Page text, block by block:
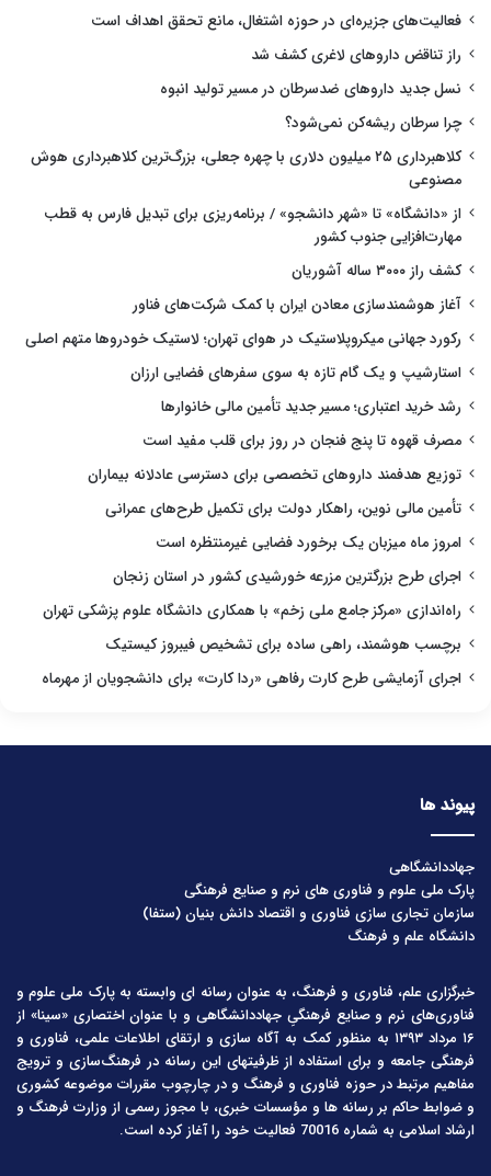
فعالیت‌های جزیره‌ای در حوزه اشتغال، مانع تحقق اهداف است
راز تناقض داروهای لاغری کشف شد
نسل جدید داروهای ضدسرطان در مسیر تولید انبوه
چرا سرطان ریشه‌کن نمی‌شود؟
کلاهبرداری ۲۵ میلیون دلاری با چهره جعلی، بزرگ‌ترین کلاهبرداری هوش
مصنوعی
از «دانشگاه» تا «شهر دانشجو» / برنامه‌ریزی برای تبدیل فارس به قطب
مهارت‌افزایی جنوب کشور
کشف راز ۳۰۰۰ ساله آشوریان
آغاز هوشمندسازی معادن ایران با کمک شرکت‌های فناور
رکورد جهانی میکروپلاستیک در هوای تهران؛ لاستیک خودروها متهم اصلی
استارشیپ و یک گام تازه به سوی سفرهای فضایی ارزان
رشد خرید اعتباری؛ مسیر جدید تأمین مالی خانوارها
مصرف قهوه تا پنج فنجان در روز برای قلب مفید است
توزیع هدفمند داروهای تخصصی برای دسترسی عادلانه بیماران
تأمین مالی نوین، راهکار دولت برای تکمیل طرح‌های عمرانی
امروز ماه میزبان یک برخورد فضایی غیرمنتظره است
اجرای طرح بزرگترین مزرعه خورشیدی کشور در استان زنجان
راه‌اندازی «مرکز جامع ملی زخم» با همکاری دانشگاه علوم پزشکی تهران
برچسب هوشمند، راهی ساده برای تشخیص فیبروز کیستیک
اجرای آزمایشی طرح کارت رفاهی «ردا کارت» برای دانشجویان از مهرماه
پیوند ها
جهاددانشگاهی
پارک ملی علوم و فناوری های نرم و صنایع فرهنگی
سازمان تجاری سازی فناوری و اقتصاد دانش بنیان (ستفا)
دانشگاه علم و فرهنگ
خبرگزاری علم، فناوری و فرهنگ، به عنوان رسانه ای وابسته به پارک ملی علوم و
فناوری‌های نرم و صنایع فرهنگیِ جهاددانشگاهی و با عنوان اختصاری «سینا» از
۱۶ مرداد ۱۳۹۳ به منظور کمک به آگاه سازی و ارتقای اطلاعات علمی، فناوری و
فرهنگی جامعه و برای استفاده از ظرفیتهای این رسانه در فرهنگ‌سازی و ترویج
مفاهیم مرتبط در حوزه فناوری و فرهنگ و در چارچوب مقررات موضوعه کشوری
و ضوابط حاکم بر رسانه ها و مؤسسات خبری، با مجوز رسمی از وزارت فرهنگ و
ارشاد اسلامی به شماره 70016 فعالیت خود را آغاز کرده است.